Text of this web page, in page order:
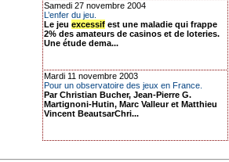
Samedi 27 novembre 2004
L’enfer du jeu.
Le jeu excessif est une maladie qui frappe
2% des amateurs de casinos et de loteries.
Une étude dema...
Mardi 11 novembre 2003
Pour un observatoire des jeux en France.
Par Christian Bucher, Jean-Pierre G.
Martignoni-Hutin, Marc Valleur et Matthieu
Vincent BeautsarChri...